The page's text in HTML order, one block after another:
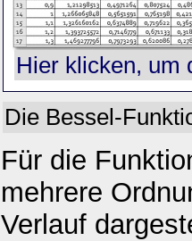
Hier klicken, um
Die Bessel-
Für die
mehrere
Verlauf